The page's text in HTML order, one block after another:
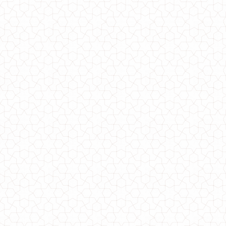
Плаття модне жіноче з гудзиками по боках
500.00грн.
Модне жіноче пальто за коліна із хутром
1000.00грн.
1170.00грн.